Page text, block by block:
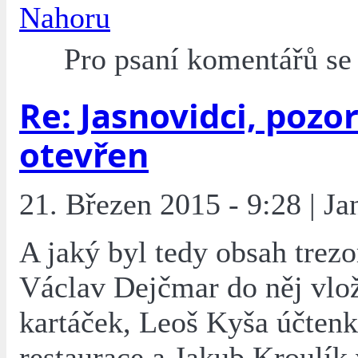
Nahoru
Pro psaní komentářů
Re: Jasnovidci,
otevřen
21. Březen 2015 - 9:28 |
A jaký byl tedy obsah
Václav Dejčmar do něj
kartáček, Leoš Kyša